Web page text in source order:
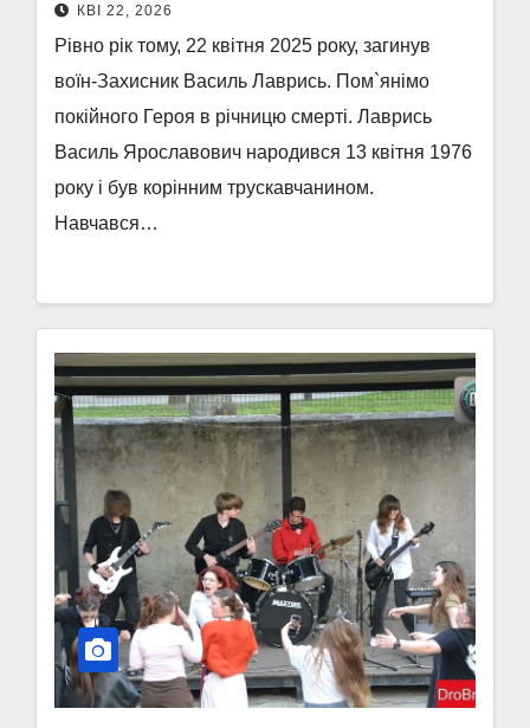
КВІ 22, 2026
Рівно рік тому, 22 квітня 2025 року, загинув
воїн-Захисник Василь Лаврись. Пом`янімо
покійного Героя в річницю смерті. Лаврись
Василь Ярославович народився 13 квітня 1976
року і був корінним трускавчанином.
Навчався…